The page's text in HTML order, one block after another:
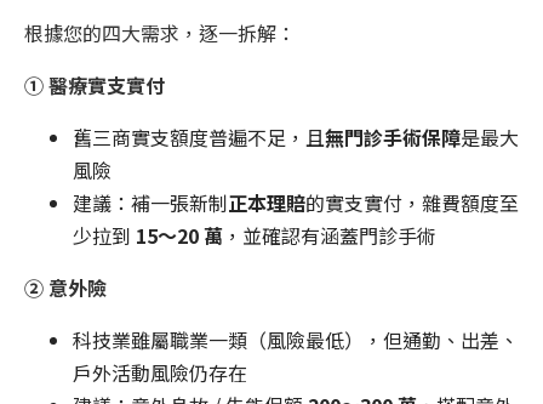
根據您的四大需求，逐一拆解：
① 醫療實支實付
舊三商實支額度普遍不足，且無門診手術保障是最大
風險
建議：補一張新制正本理賠的實支實付，雜費額度至
少拉到 15～20 萬 ，並確認有涵蓋門診手術
② 意外險
科技業雖屬職業一類（風險最低），但通勤、出差、
戶外活動風險仍存在